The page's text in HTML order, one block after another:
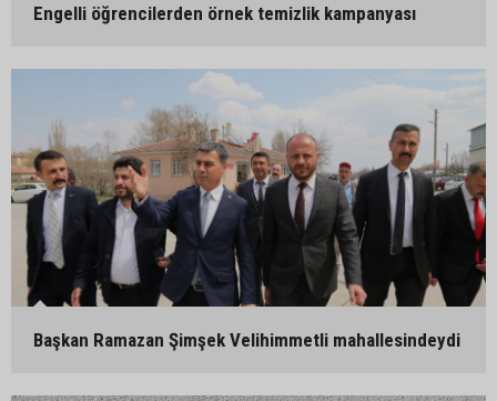
Engelli öğrencilerden örnek temizlik kampanyası
Başkan Ramazan Şimşek Velihimmetli mahallesindeydi